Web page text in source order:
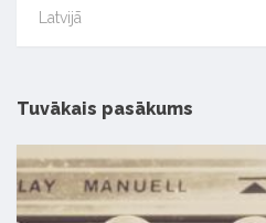
Latvijā
Tuvākais pasākums